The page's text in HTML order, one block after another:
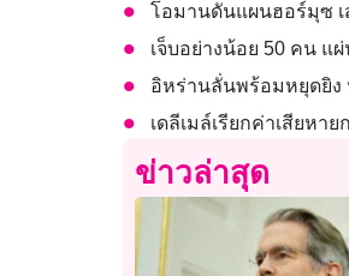
โอมานดันแผนฮอร์มุซ เ
เจ็บอย่างน้อย 50 คน แ
อิหร่านลั่นพร้อมหยุดยิง
เดลีเมล์เรียกค่าเสียหา
ข่าวล่าสุด